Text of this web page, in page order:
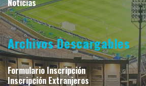
Noticias
Archivos Descargables
Formulario Inscripción
Inscripción Extranjeros